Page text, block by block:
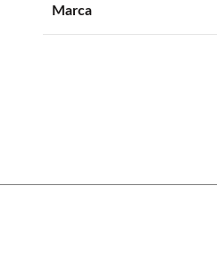
Marca